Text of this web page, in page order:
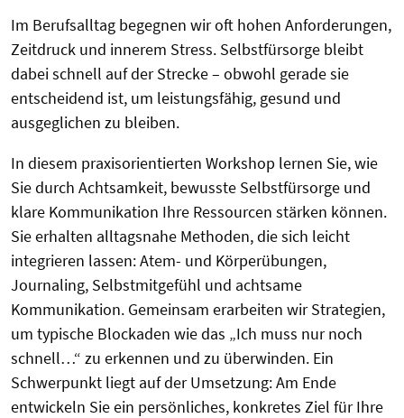
Im Berufsalltag begegnen wir oft hohen Anforderungen,
Zeitdruck und innerem Stress. Selbstfürsorge bleibt
dabei schnell auf der Strecke – obwohl gerade sie
entscheidend ist, um leistungsfähig, gesund und
ausgeglichen zu bleiben.
In diesem praxisorientierten Workshop lernen Sie, wie
Sie durch Achtsamkeit, bewusste Selbstfürsorge und
klare Kommunikation Ihre Ressourcen stärken können.
Sie erhalten alltagsnahe Methoden, die sich leicht
integrieren lassen: Atem- und Körperübungen,
Journaling, Selbstmitgefühl und achtsame
Kommunikation. Gemeinsam erarbeiten wir Strategien,
um typische Blockaden wie das „Ich muss nur noch
schnell…“ zu erkennen und zu überwinden. Ein
Schwerpunkt liegt auf der Umsetzung: Am Ende
entwickeln Sie ein persönliches, konkretes Ziel für Ihre